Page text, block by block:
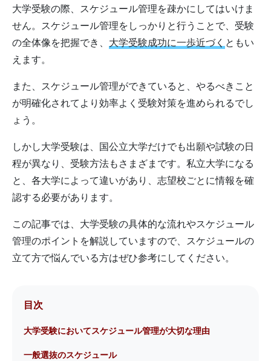
大学受験の際、スケジュール管理を疎かにしてはいけま
せん。スケジュール管理をしっかりと行うことで、受験
の全体像を把握でき、 大学受験成功に一歩近づく ともい
えます。
また、スケジュール管理ができていると、やるべきこと
が明確化されてより効率よく受験対策を進められるでし
ょう。
しかし大学受験は、国公立大学だけでも出願や試験の日
程が異なり、受験方法もさまざまです。私立大学になる
と、各大学によって違いがあり、志望校ごとに情報を確
認する必要があります。
この記事では、大学受験の具体的な流れやスケジュール
管理のポイントを解説していますので、スケジュールの
立て方で悩んでいる方はぜひ参考にしてください。
目次
大学受験においてスケジュール管理が大切な理由
一般選抜のスケジュール